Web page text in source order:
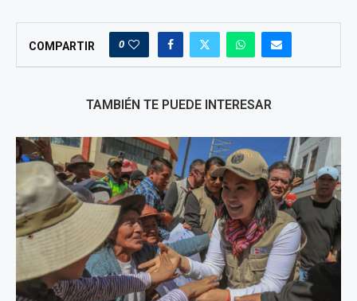
COMPARTIR 0
TAMBIÉN TE PUEDE INTERESAR